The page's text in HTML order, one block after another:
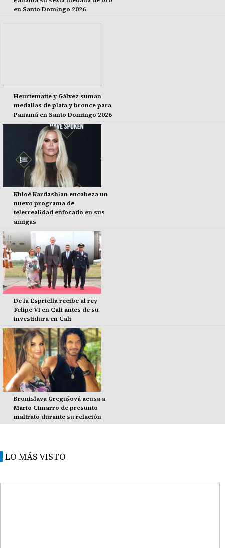
en Santo Domingo 2026
Heurtematte y Gálvez suman
medallas de plata y bronce para
Panamá en Santo Domingo 2026
Khloé Kardashian encabeza un
nuevo programa de
telerrealidad enfocado en sus
amigas
De la Espriella recibe al rey
Felipe VI en Cali antes de su
investidura en Cali
Bronislava Gregušová acusa a
Mario Cimarro de presunto
maltrato durante su relación
LO MÁS VISTO